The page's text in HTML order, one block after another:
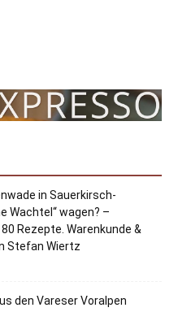
in Sauerkirsch-
Wachtel“ wagen? –
Rezepte. Warenkunde &
Stefan Wiertz
den Vareser Voralpen